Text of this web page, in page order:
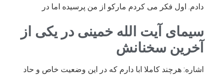
دادم. اول فکر می کردم مارکو از من پرسیده اما در
سیمای آیت الله خمینی در یکی از
آخرین سخنانش
اشاره: هرچند کاملا ابا دارم که در این وضعیت خاص و حاد